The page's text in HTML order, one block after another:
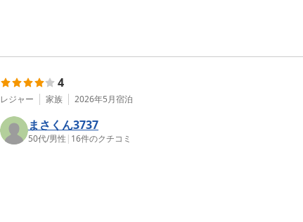
4
レジャー 家族 2026年5月宿泊
まさくん3737
50代/男性 | 16件のクチコミ